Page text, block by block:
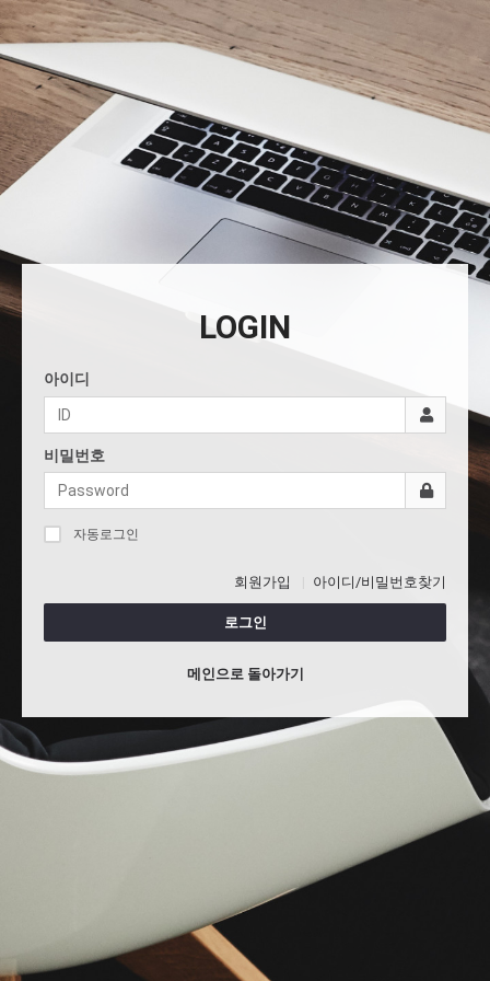
LOGIN
아이디
비밀번호
자동로그인
회원가입 아이디/비밀번호찾기
로그인
메인으로 돌아가기